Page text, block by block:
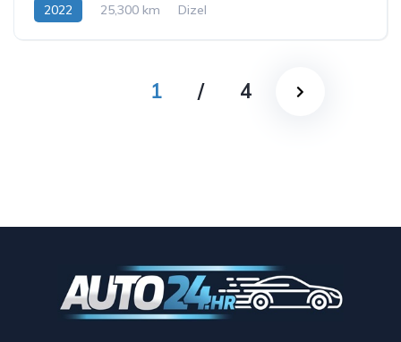
2022 25,300 km Dizel
1 / 4